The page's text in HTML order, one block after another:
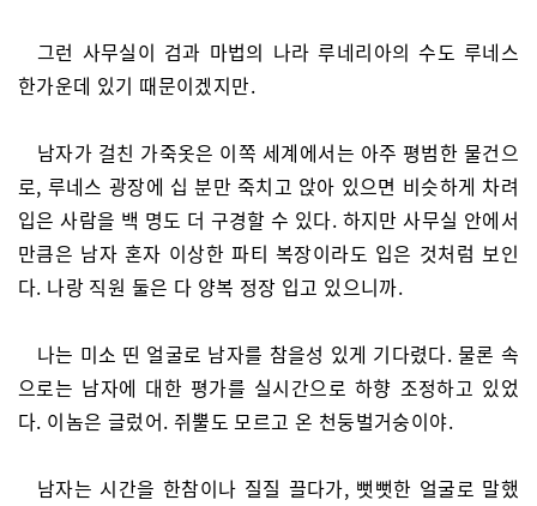
그런 사무실이 검과 마법의 나라 루네리아의 수도 루네스
한가운데 있기 때문이겠지만.
남자가 걸친 가죽옷은 이쪽 세계에서는 아주 평범한 물건으
로, 루네스 광장에 십 분만 죽치고 앉아 있으면 비슷하게 차려
입은 사람을 백 명도 더 구경할 수 있다. 하지만 사무실 안에서
만큼은 남자 혼자 이상한 파티 복장이라도 입은 것처럼 보인
다. 나랑 직원 둘은 다 양복 정장 입고 있으니까.
나는 미소 띤 얼굴로 남자를 참을성 있게 기다렸다. 물론 속
으로는 남자에 대한 평가를 실시간으로 하향 조정하고 있었
다. 이놈은 글렀어. 쥐뿔도 모르고 온 천둥벌거숭이야.
남자는 시간을 한참이나 질질 끌다가, 뻣뻣한 얼굴로 말했